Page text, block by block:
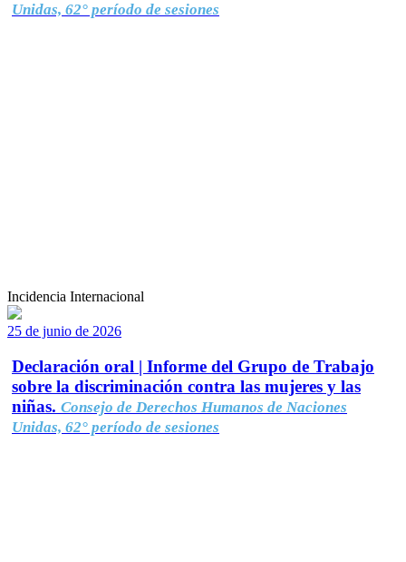
Unidas, 62° período de sesiones
Incidencia Internacional
25 de junio de 2026
Declaración oral | Informe del Grupo de Trabajo
sobre la discriminación contra las mujeres y las
niñas. Consejo de Derechos Humanos de Naciones
Unidas, 62° período de sesiones